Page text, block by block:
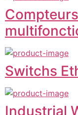
Switchs
Industrial